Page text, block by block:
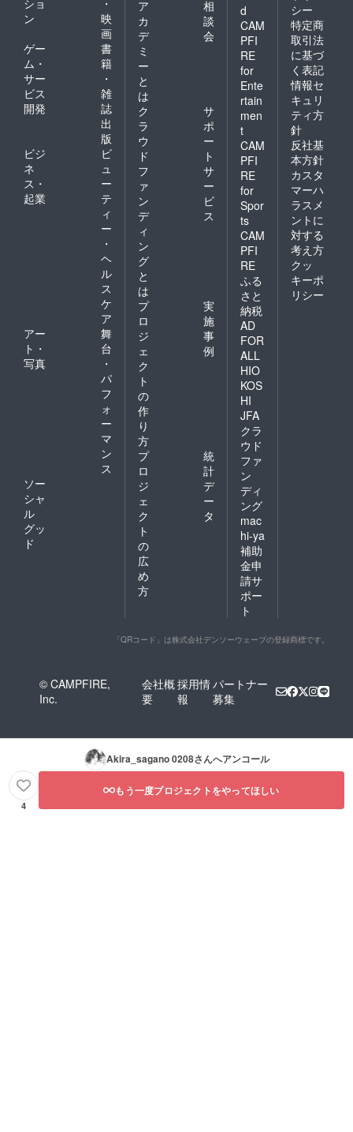
ン
映
画
ゲー
ム・
サー
ビス
開発
書
籍
・
雑
誌
出
版
ビジ
ネ
ス・
起業
ビ
ュ
ー
テ
ィ
ー
・
ヘ
ル
ス
ケ
ア
アー
ト・
写真
舞
台
・
パ
フ
ォ
ー
マ
ン
ス
ソー
シャ
ル
グッ
ド
ア
カ
デ
ミ
ー
と
は
相
談
会
ク
ラ
ウ
ド
フ
ァ
ン
デ
ィ
ン
グ
と
は
サ
ポ
ー
ト
サ
ー
ビ
ス
プ
ロ
ジ
ェ
ク
ト
の
作
り
方
実
施
事
例
プ
ロ
ジ
ェ
ク
ト
の
広
め
方
統
計
デ
ー
タ
d
CAM
PFI
RE
for
Ente
rtain
men
t
CAM
PFI
RE
for
Spor
ts
CAM
PFI
RE
ふる
さと
納税
AD
FOR
ALL
HIO
KOS
HI
JFA
クラ
ウド
ファ
ン
ディ
ング
mac
hi-ya
補助
金申
請サ
ポー
ト
シー
特定商
取引法
に基づ
く表記
情報セ
キュリ
ティ方
針
反社基
本方針
カスタ
マーハ
ラスメ
ントに
対する
考え方
クッ
キーポ
リシー
「QRコード」は株式会社デンソーウェーブの登録商標です。
© CAMPFIRE,
Inc.
会社概
要
採用情
報
パートナー
募集
Akira_sagano 0208さんへアンコール
4
もう一度プロジェクトをやってほしい